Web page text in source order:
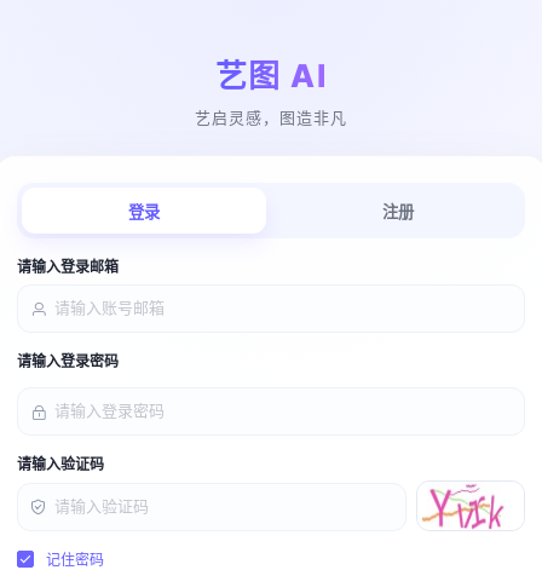
艺图 AI
艺启灵感，图造非凡
登录 注册
请输入登录邮箱
请输入登录密码
请输入验证码
记住密码